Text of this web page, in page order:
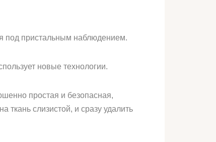
под пристальным наблюдением.
новые технологии.
простая и безопасная,
слизистой, и сразу удалить